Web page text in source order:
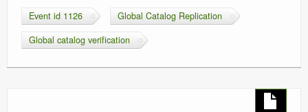
Event id 1126
Global Catalog Replication
Global catalog verification